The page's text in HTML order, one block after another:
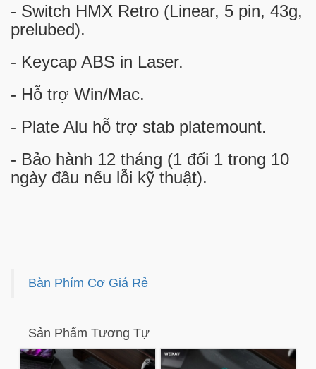
- Switch HMX Retro (Linear, 5 pin, 43g,
prelubed).
- Keycap ABS in Laser.
- Hỗ trợ Win/Mac.
- Plate Alu hỗ trợ stab platemount.
- Bảo hành 12 tháng (1 đổi 1 trong 10
ngày đầu nếu lỗi kỹ thuật).
Bàn Phím Cơ Giá Rẻ
Sản Phẩm Tương Tự